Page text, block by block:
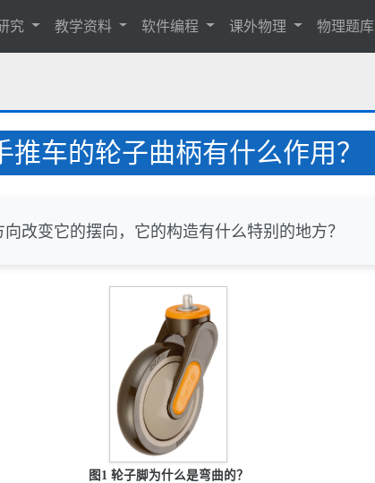
究 教学资料 软件编程 课外物理 物理题库
推车的轮子曲柄有什么作用？
改变它的摆向，它的构造有什么特别的地方？
图1 轮子脚为什么是弯曲的？